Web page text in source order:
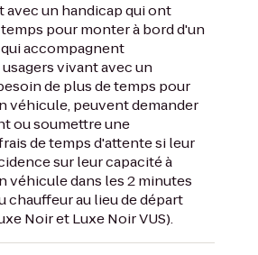
avec un handicap qui ont
pour monter à bord d'un
accompagnent
vivant avec un
de plus de temps pour
véhicule, peuvent demander
ou soumettre une
de temps d'attente si leur
sur leur capacité à
véhicule dans les 2 minutes
chauffeur au lieu de départ
Noir et Luxe Noir VUS).